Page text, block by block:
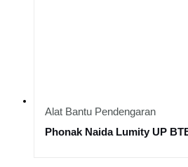
Alat Bantu Pendengaran
Phonak Naida Lumity UP